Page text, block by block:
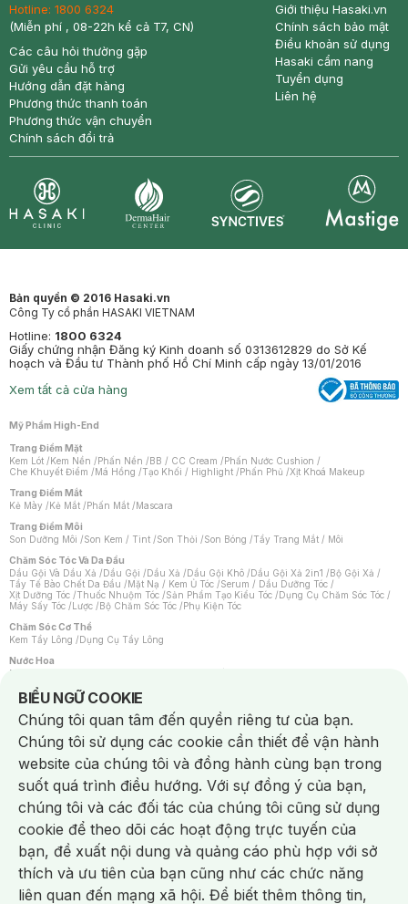
Hotline: 1800 6324
(Miễn phí , 08-22h kể cả T7, CN)
Các câu hỏi thường gặp
Gửi yêu cầu hỗ trợ
Hướng dẫn đặt hàng
Phương thức thanh toán
Phương thức vận chuyển
Chính sách đổi trả
Giới thiệu Hasaki.vn
Chính sách bảo mật
Điều khoản sử dụng
Hasaki cẩm nang
Tuyển dụng
Liên hệ
Bản quyền © 2016 Hasaki.vn
Công Ty cổ phần HASAKI VIETNAM
Hotline: 1800 6324
Giấy chứng nhận Đăng ký Kinh doanh số 0313612829 do Sở Kế
hoạch và Đầu tư Thành phố Hồ Chí Minh cấp ngày 13/01/2016
Xem tất cả cửa hàng
Mỹ Phẩm High-End
Trang Điểm Mặt
Kem Lót /Kem Nền /Phấn Nền /BB / CC Cream /Phấn Nước Cushion /
Che Khuyết Điểm /Má Hồng /Tạo Khối / Highlight /Phấn Phủ /Xịt Khoá Makeup
Trang Điểm Mắt
Kẻ Mày /Kẻ Mắt /Phấn Mắt /Mascara
Trang Điểm Môi
Son Dưỡng Môi /Son Kem / Tint /Son Thỏi /Son Bóng /Tẩy Trang Mắt / Môi
Chăm Sóc Tóc Và Da Đầu
Dầu Gội Và Dầu Xả /Dầu Gội /Dầu Xả /Dầu Gội Khô /Dầu Gội Xả 2in1 /Bộ Gội Xả /
Tẩy Tế Bào Chết Da Đầu /Mặt Nạ / Kem Ủ Tóc /Serum / Dầu Dưỡng Tóc /
Xịt Dưỡng Tóc /Thuốc Nhuộm Tóc /Sản Phẩm Tạo Kiểu Tóc /Dụng Cụ Chăm Sóc Tóc /
Máy Sấy Tóc /Lược /Bộ Chăm Sóc Tóc /Phụ Kiện Tóc
Chăm Sóc Cơ Thể
Kem Tẩy Lông /Dụng Cụ Tẩy Lông
Nước Hoa
Nước Hoa Nữ
Chăm Sóc Cá Nhân
Chống Muỗi /Khẩu Trang /Máy Massage/Mặt Nạ Xông Hơi /Nước Rửa Tay/
Sản Phẩm Chăm Sóc Khác /Bàn Chải Đánh Răng /Bàn Chải Điện/
Hỗ Trợ Trắng Răng/Kem Đánh Răng /Máy Tăm Nước/ Nước Súc Miệng/
Tăm / Chỉ Nha Khoa/ Xịt Thơm Miệng / Dung Dịch Vệ Sinh/Dưỡng Vùng Kín/
Khăn Ướt Vệ Sinh Vùng Kín/Băng Vệ Sinh/Tampon/Bọt Cạo Râu /Dao Cạo Râu/
Máy Cạo Râu
Vấn Đề Về Da
Da Dầu / Lỗ Chân Lông To/ Da Khô / Mất Nước/ Da Lão Hóa/ Da Mụn/
Da Nhạy Cảm / Kích Ứng
Da Xỉn Màu Thâm / Nám / Tàn Nhang
Quầng Thâm & Bọng Mắt /Sẹo /Viêm Da Cơ Địa
Dụng Cụ / Phụ Kiện Chăm Sóc Da
Bông Tẩy Trang
Khăn Lau Mặt Khô Dụng Cụ / Máy Rửa Mặt Máy Chăm Sóc Da
Dụng Cụ Chăm Sóc Khác
BIỂU NGỮ COOKIE
Notice about cookies usage
Chúng tôi quan tâm đến quyền riêng tư của bạn.
Chúng tôi sử dụng các cookie cần thiết để vận hành
website của chúng tôi và đồng hành cùng bạn trong
suốt quá trình điều hướng. Với sự đồng ý của bạn,
chúng tôi và các đối tác của chúng tôi cũng sử dụng
cookie để theo dõi các hoạt động trực tuyến của
bạn, đề xuất nội dung và quảng cáo phù hợp với sở
thích và ưu tiên của bạn cũng như các chức năng
liên quan đến mạng xã hội. Để biết thêm thông tin,